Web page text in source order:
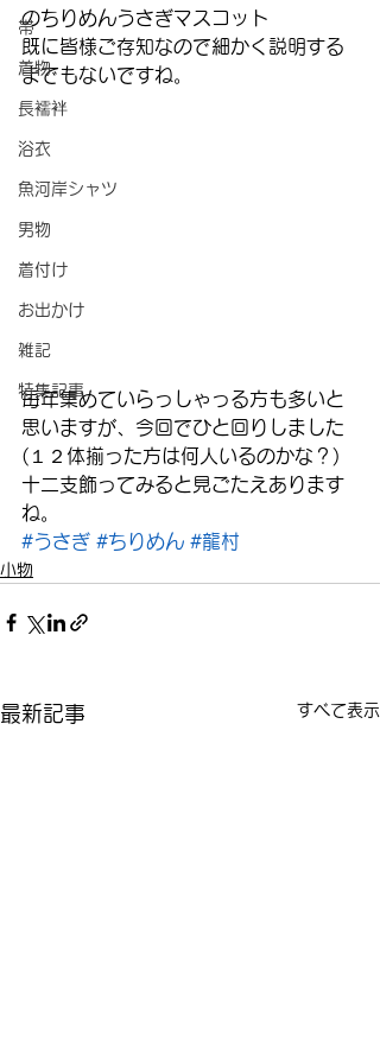
帯
着物
長襦袢
浴衣
魚河岸シャツ
男物
着付け
お出かけ
雑記
特集記事
のちりめんうさぎマスコット
既に皆様ご存知なので細かく説明する
までもないですね。
毎年集めていらっしゃっる方も多いと
思いますが、今回でひと回りしました
(１２体揃った方は何人いるのかな？)
十二支飾ってみると見ごたえあります
ね。
#うさぎ #ちりめん #龍村
小物
最新記事 すべて表示